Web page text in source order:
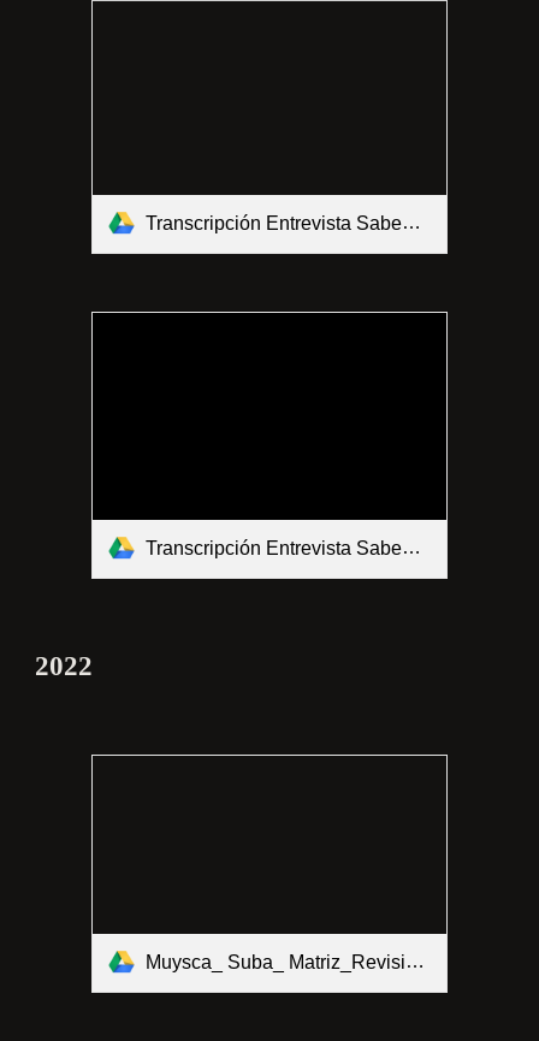
Transcripción Entrevista Sabedora CIMS2 26-09-2020.pdf
Transcripción Entrevista Sabedor CIMS1 26-09-2020.pdf
2022
Muysca_ Suba_ Matriz_Revisión_Documental_PEC1.xlsx